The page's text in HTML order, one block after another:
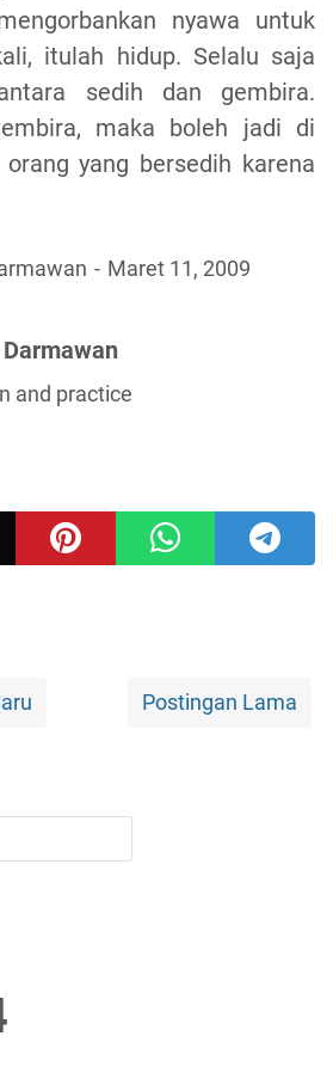
nyawa untuk
itulah hidup. Selalu saja
sedih dan gembira.
maka boleh jadi di
yang bersedih karena
Maret 11, 2009
and practice
Postingan Lama